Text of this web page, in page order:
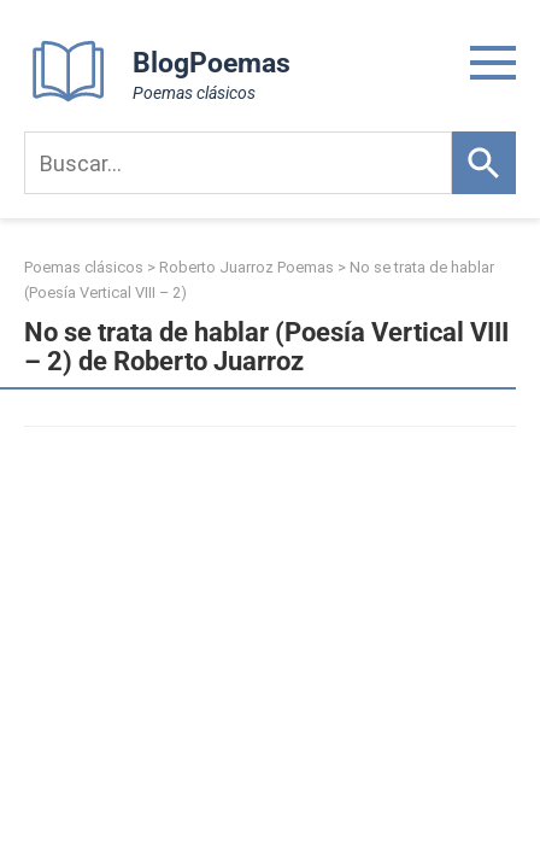
content
BlogPoemas
Poemas clásicos
Poemas clásicos > Roberto Juarroz Poemas > No se trata de hablar
(Poesía Vertical VIII – 2)
No se trata de hablar (Poesía Vertical VIII
– 2) de Roberto Juarroz